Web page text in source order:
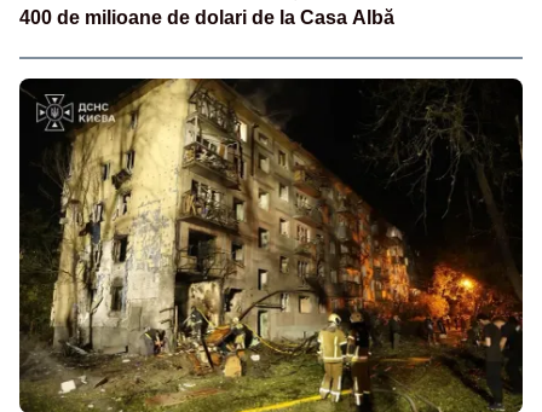
400 de milioane de dolari de la Casa Albă